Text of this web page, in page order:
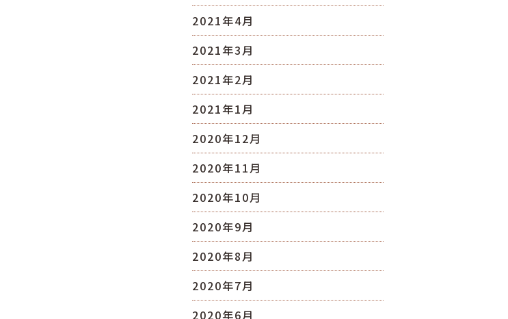
2021年4月
2021年3月
2021年2月
2021年1月
2020年12月
2020年11月
2020年10月
2020年9月
2020年8月
2020年7月
2020年6月